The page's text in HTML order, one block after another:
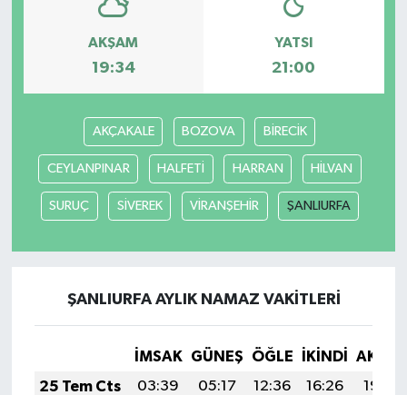
AKŞAM
19:34
YATSI
21:00
AKÇAKALE BOZOVA BİRECİK
CEYLANPINAR HALFETİ HARRAN HİLVAN
SURUÇ SİVEREK VİRANŞEHİR ŞANLIURFA
ŞANLIURFA AYLIK NAMAZ VAKITLERI
İMSAK GÜNEŞ ÖĞLE İKINDI
25 Tem Cts
03:39 05:17 12:36 16:26
19:46